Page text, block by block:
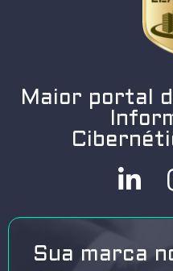
Maior portal
Sua marca